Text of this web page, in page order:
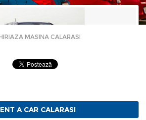
MASINA CALARASI
A CAR CALARASI